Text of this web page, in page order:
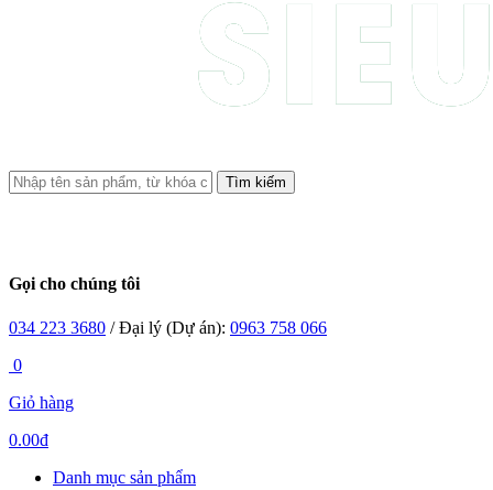
Tìm kiếm
Gọi cho chúng tôi
034 223 3680 / Đại lý (Dự án): 0963 758 066
0
Giỏ hàng
0.00đ
Danh mục sản phẩm